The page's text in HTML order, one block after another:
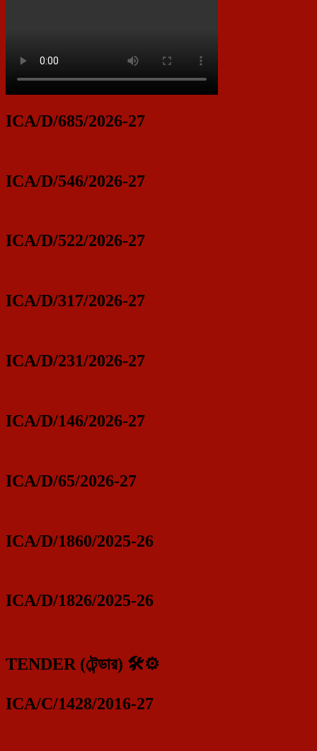
ICA/D/685/2026-27
ICA/D/546/2026-27
ICA/D/522/2026-27
ICA/D/317/2026-27
ICA/D/231/2026-27
ICA/D/146/2026-27
ICA/D/65/2026-27
ICA/D/1860/2025-26
ICA/D/1826/2025-26
TENDER (টেন্ডার) 🛠️⚙️
ICA/C/1428/2016-27